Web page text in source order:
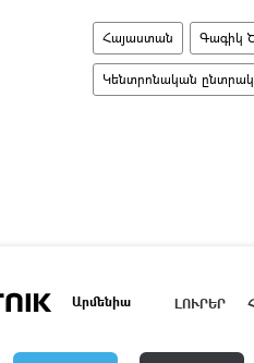
Հայաստան Գագիկ
Կենտրոնական
Արմենիա ԼՈՒՐԵՐ